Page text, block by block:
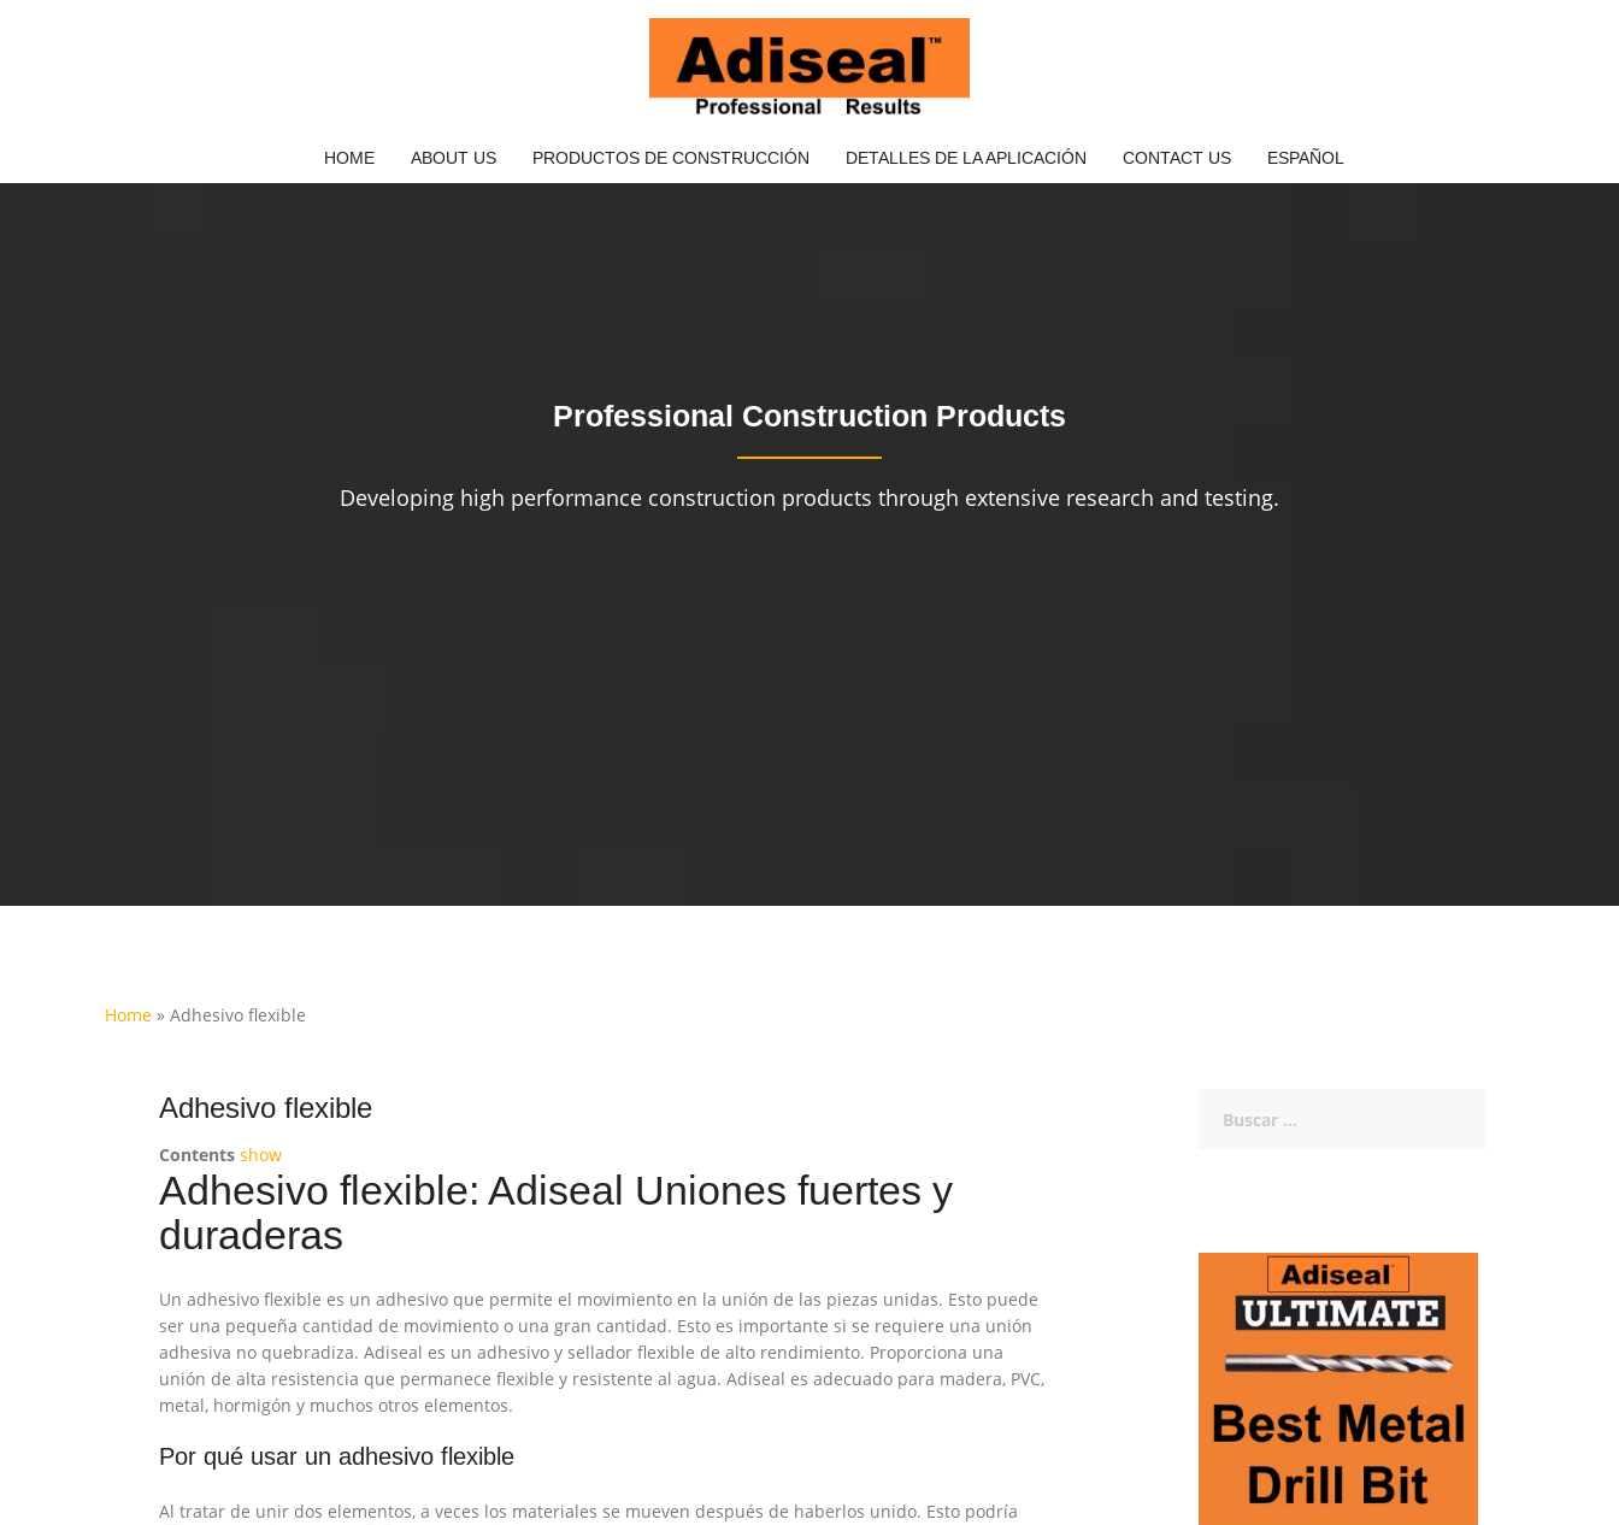
HOME ABOUT US PRODUCTOS DE CONSTRUCCIÓN DETALLES DE LA APLICACIÓN CONTACT US ESPAÑOL
Professional Construction Products
Developing high performance construction products through extensive research and testing.
Home » Adhesivo flexible
Adhesivo flexible
Contents show
Adhesivo flexible: Adiseal Uniones fuertes y
duraderas
Un adhesivo flexible es un adhesivo que permite el movimiento en la unión de las piezas unidas. Esto puede
ser una pequeña cantidad de movimiento o una gran cantidad. Esto es importante si se requiere una unión
adhesiva no quebradiza. Adiseal es un adhesivo y sellador flexible de alto rendimiento. Proporciona una
unión de alta resistencia que permanece flexible y resistente al agua. Adiseal es adecuado para madera, PVC,
metal, hormigón y muchos otros elementos.
Por qué usar un adhesivo flexible
Al tratar de unir dos elementos, a veces los materiales se mueven después de haberlos unido. Esto podría